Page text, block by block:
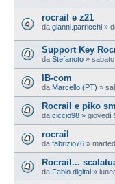
rocrail e z21
da gianni.parricchi »
Support Key
da Stefanoto »
IB-com
da Marcello (PT) »
Rocrail e piko
da ciccio98 » giovedì
rocrail
da fabrizio76 »
Rocrail...
da Fabio digital »